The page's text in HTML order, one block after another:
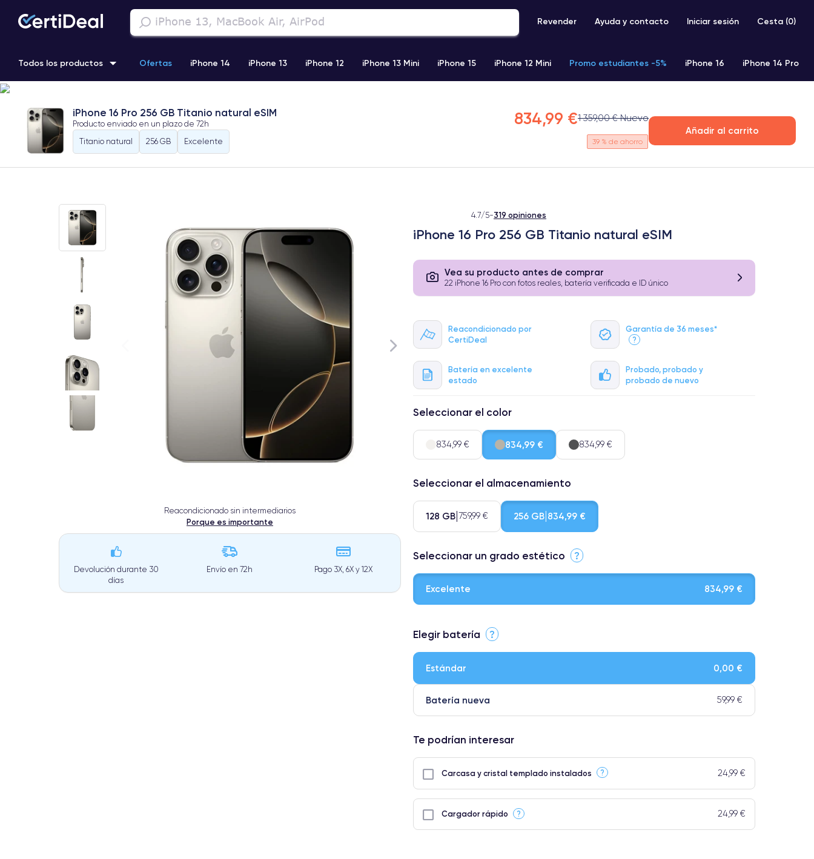
Revender Ayuda y contacto Iniciar sesión Cesta (0)
Todos los productos Ofertas iPhone 14 iPhone 13 iPhone 12 iPhone 13 Mini iPhone 15 iPhone 12 Mini Promo estudiantes -5% iPhone 16 iPhone 14 Pro
iPhone 11 Pro
iPhone 16 Pro 256 GB Titanio natural eSIM
Producto enviado en un plazo de 72h
Titanio natural
256 GB Excelente
834,99 €1 359,00 € Nuevo
39 % de ahorro
Añadir al carrito
Reacondicionado sin intermediarios
Porque es importante
Devolución durante 30
días
Envío en72h Pago 3X, 6X y 12X
4.7/5-319 opiniones
iPhone 16 Pro 256 GB Titanio natural eSIM
Vea su producto antes de comprar
22 iPhone 16 Pro con fotos reales, batería verificada e ID único
Reacondicionado por
CertiDeal
Garantía de 36 meses*
?
Batería en excelente
estado
Probado, probado y
probado de nuevo
Seleccionar el color
834,99 € 834,99 € 834,99 €
Seleccionar el almacenamiento
128 GB 759,99 € 256 GB 834,99 €
Seleccionar un grado estético ?
Excelente 834,99 €
⭐ Premium
Elegir batería ?
Estándar 0,00 €
Batería nueva 59,99 €
Te podrían interesar
Carcasa y cristal templado instalados ? 24,99 €
Cargador rápido ? 24,99 €